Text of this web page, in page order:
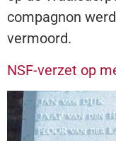
compagnon
vermoord.
NSF-verzet op